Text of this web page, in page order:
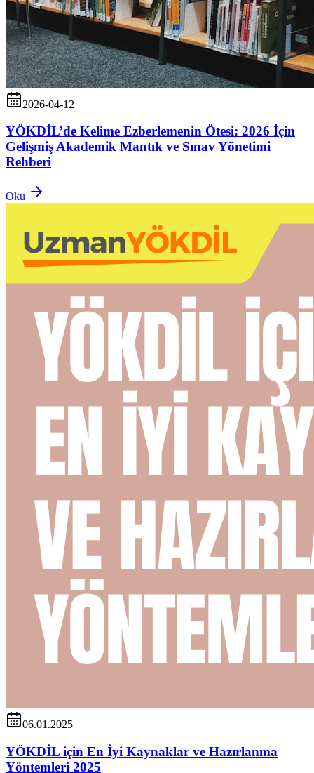
2026-04-12
YÖKDİL’de Kelime Ezberlemenin Ötesi: 2026 İçin
Gelişmiş Akademik Mantık ve Sınav Yönetimi
Rehberi
Oku
06.01.2025
YÖKDİL için En İyi Kaynaklar ve Hazırlanma
Yöntemleri 2025